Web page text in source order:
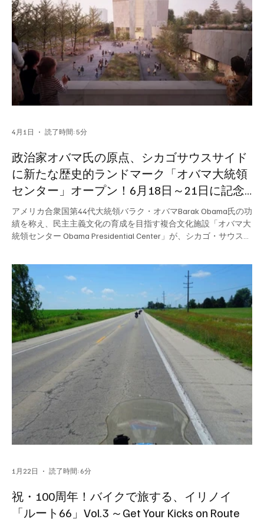
政治家オバマ氏の原点、シカゴサウスサイド
に新たな歴史的ランドマーク「オバマ大統領
センター」オープン！6月18日～21日に記念
イベント開催。
アメリカ合衆国第44代大統領バラク・オバマBarak Obama氏の功
績を称え、民主主義文化の育成を目指す複合文化施設「オバマ大
統領センター Obama Presidential Center」が、シカゴ・サウスサ
には、オバマ大統領の在任期間を支えた変革の担い手や、地域住
民、ボランティア、支援者が一堂に会し、来場者と共に「希望と
変革の力」を祝う。
4月1日 読了時間: 5分
祝・100周年！バイクで旅する、イリノイ
「ルート66」Vol.3 ～Get Your Kicks on Route
1月22日 読了時間: 6分